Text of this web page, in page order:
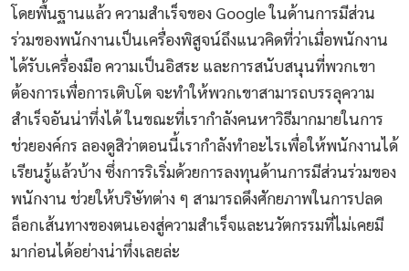
โดยพื้นฐานแล้ว ความสำเร็จของ Google ในด้านการมีส่วน
ร่วมของพนักงานเป็นเครื่องพิสูจน์ถึงแนวคิดที่ว่าเมื่อพนักงาน
ได้รับเครื่องมือ ความเป็นอิสระ และการสนับสนุนที่พวกเขา
ต้องการเพื่อการเติบโต จะทำให้พวกเขาสามารถบรรลุความ
สำเร็จอันน่าทึ่งได้ ในขณะที่เรากำลังคนหาวิธีมากมายในการ
ช่วยองค์กร ลองดูสิว่าตอนนี้เรากำลังทำอะไรเพื่อให้พนักงานได้
เรียนรู้แล้วบ้าง ซึ่งการริเริ่มด้วยการลงทุนด้านการมีส่วนร่วมของ
พนักงาน ช่วยให้บริษัทต่าง ๆ สามารถดึงศักยภาพในการปลด
ล็อกเส้นทางของตนเองสู่ความสำเร็จและนวัตกรรมที่ไม่เคยมี
มาก่อนได้อย่างน่าทึ่งเลยล่ะ